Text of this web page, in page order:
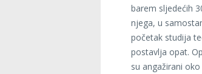
barem sljedećih
njega, u
početak studija
postavlja opat.
su angažirani